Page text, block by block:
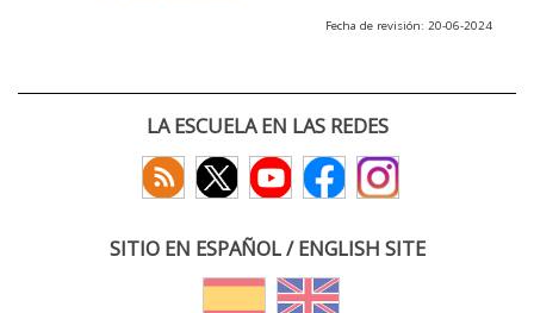
Fecha de revisión: 20-06-2024
LA ESCUELA EN LAS REDES
SITIO EN ESPAÑOL / ENGLISH SITE